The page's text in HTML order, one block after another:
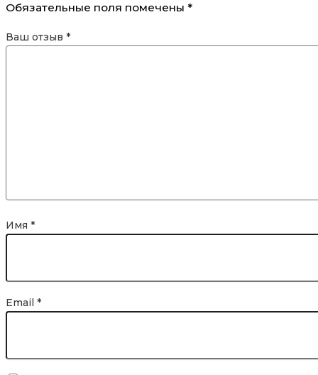
Обязательные поля помечены *
Ваш отзыв *
Имя *
Email *